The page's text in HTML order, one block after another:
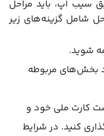
سیب اپ، باید مراحل
شامل گزینه‌های زیر
شوید.
بخش‌های مربوطه
کارت ملی خود و
کنید. در شرایط